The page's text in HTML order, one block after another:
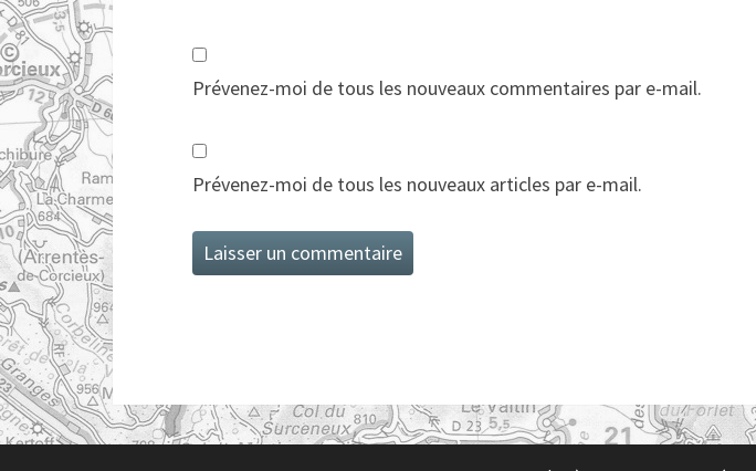
Prévenez-moi de tous les nouveaux commentaires par e-mail.
Prévenez-moi de tous les nouveaux articles par e-mail.